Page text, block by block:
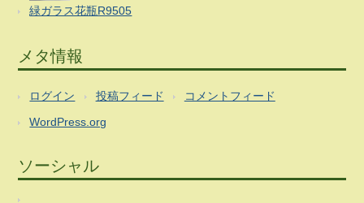
緑ガラス花瓶R9505
メタ情報
ログイン 投稿フィード コメントフィード
WordPress.org
ソーシャル